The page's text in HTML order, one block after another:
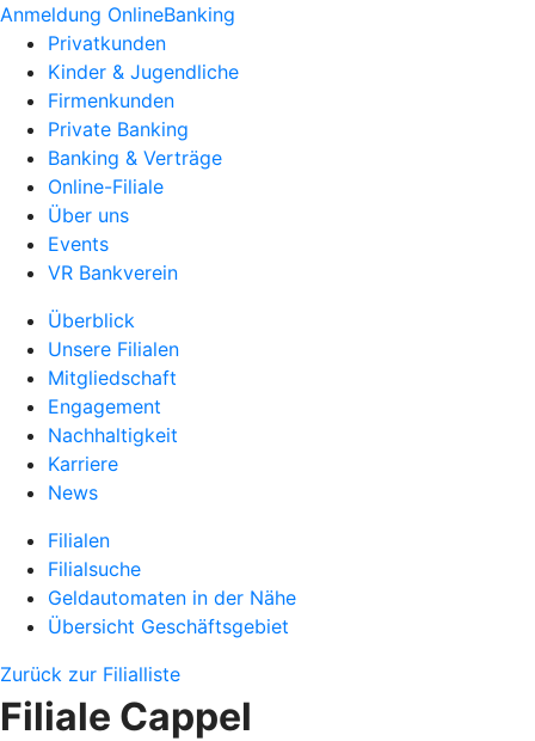
Anmeldung OnlineBanking
Privatkunden
Kinder & Jugendliche
Firmenkunden
Private Banking
Banking & Verträge
Online-Filiale
Über uns
Events
VR Bankverein
Überblick
Unsere Filialen
Mitgliedschaft
Engagement
Nachhaltigkeit
Karriere
News
Filialen
Filialsuche
Geldautomaten in der Nähe
Übersicht Geschäftsgebiet
Zurück zur Filialliste
Filiale Cappel